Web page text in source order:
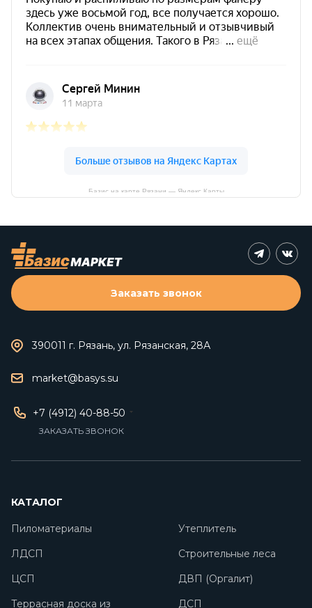
Базис на карте Рязани — Яндекс Карты
390011 г. Рязань, ул. Рязанская, 28А
market@basys.su
+7 (4912) 40-88-50
ЗАКАЗАТЬ ЗВОНОК
Заказать звонок
КАТАЛОГ
Пиломатериалы
Утеплитель
ЛДСП
Строительные леса
ЦСП
ДВП (Оргалит)
Террасная доска из
ДСП